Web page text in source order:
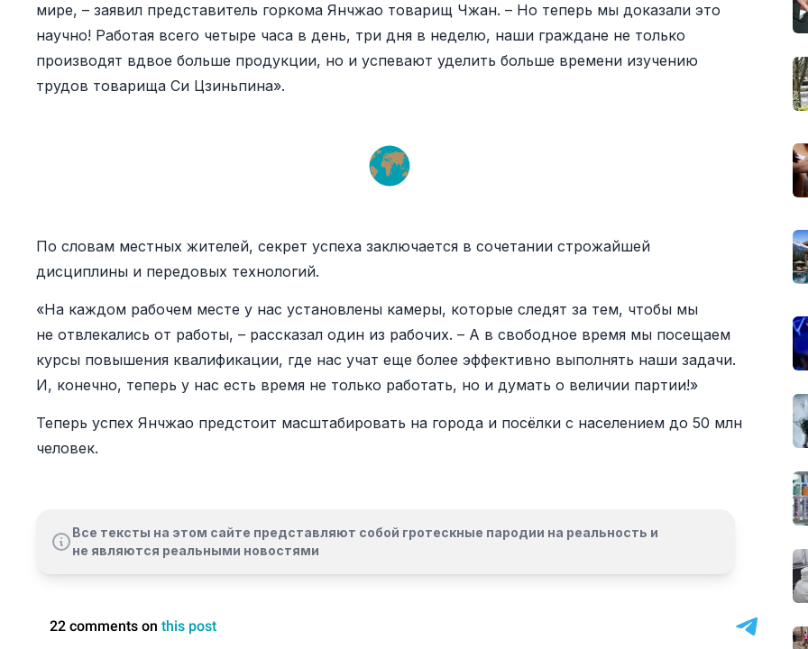
мире, – заявил представитель горкома Янчжао товарищ Чжан. – Но теперь мы доказали это
научно! Работая всего четыре часа в день, три дня в неделю, наши граждане не только
производят вдвое больше продукции, но и успевают уделить больше времени изучению
трудов товарища Си Цзиньпина».
По словам местных жителей, секрет успеха заключается в сочетании строжайшей
дисциплины и передовых технологий.
«На каждом рабочем месте у нас установлены камеры, которые следят за тем, чтобы мы
не отвлекались от работы, – рассказал один из рабочих. – А в свободное время мы посещаем
курсы повышения квалификации, где нас учат еще более эффективно выполнять наши задачи.
И, конечно, теперь у нас есть время не только работать, но и думать о величии партии!»
Теперь успех Янчжао предстоит масштабировать на города и посёлки с населением до 50 млн
человек.
Все тексты на этом сайте представляют собой гротескные пародии на реальность и
не являются реальными новостями